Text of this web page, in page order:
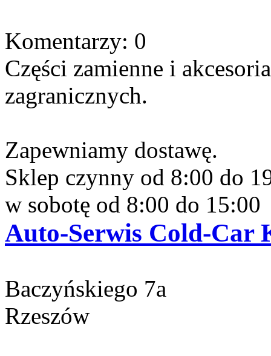
Komentarzy: 0
Części zamienne i
zagranicznych.
Zapewniamy dostawę.
Sklep czynny od 8:00 do
w sobotę od 8:00 do 15:00
Auto-Serwis Cold-Car
Baczyńskiego 7a
Rzeszów